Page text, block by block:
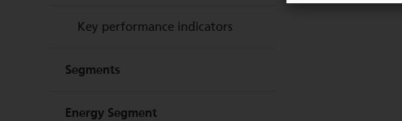
Key performance indicators
Segments
Energy Segment